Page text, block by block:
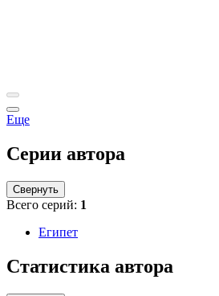
Еще
Серии автора
Свернуть
Всего серий: 1
Египет
Статистика автора